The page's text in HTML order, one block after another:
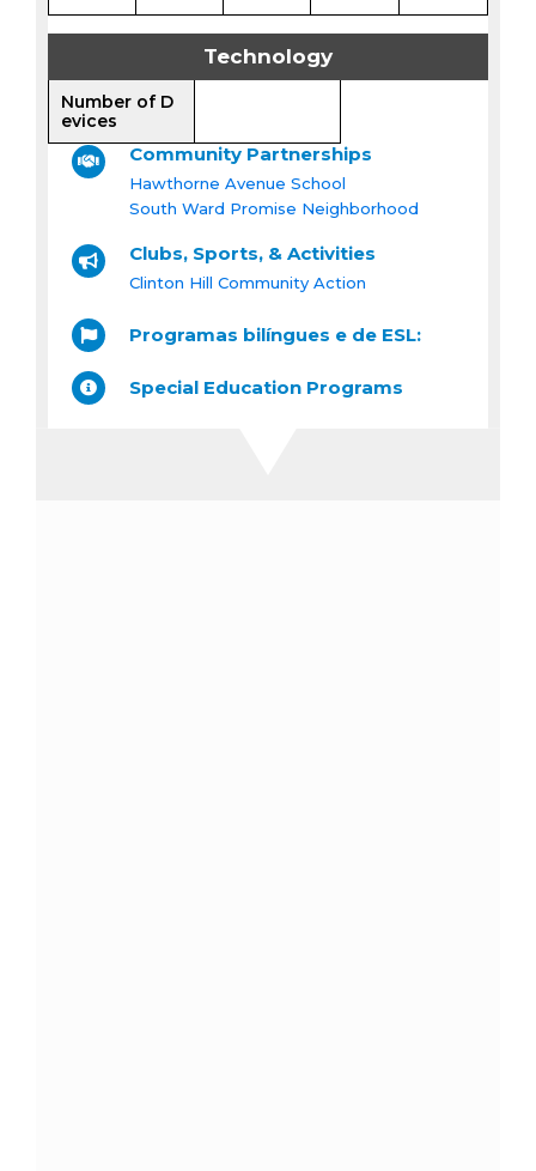
Technology
Number of D
evices
Community Partnerships
Hawthorne Avenue School
South Ward Promise Neighborhood
Clubs, Sports, & Activities
Clinton Hill Community Action
Programas bilíngues e de ESL:
Special Education Programs